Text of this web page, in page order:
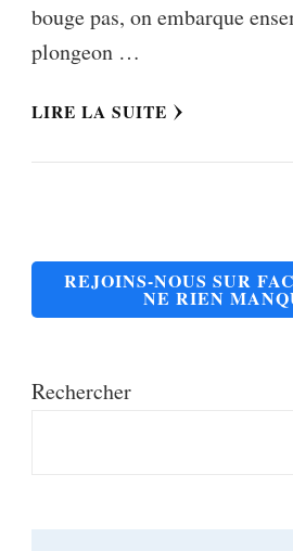
bouge pas, on embarque
plongeon …
LIRE LA SUITE
REJOINS-NOUS SUR
NE RIEN
Rechercher